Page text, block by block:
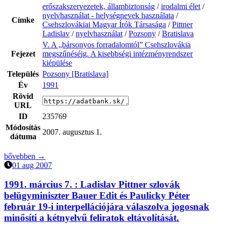
Címke
erőszakszervezetek, állambiztonság /irodalmi élet /
nyelvhasználat - helységnevek használata /
Csehszlovákiai Magyar Írók Társasága /Pittner
Ladislav /nyelvhasználat /Pozsony /Bratislava
Fejezet
V. A „bársonyos forradalomtól” Csehszlovákia
megszűnéséig. A kisebbségi intézményrendszer
kiépülése
Település Pozsony [Bratislava]
Év
1991
Rövid
URL
ID
235769
Módosítás
dátuma
2007. augusztus 1.
bővebben →
01 aug 2007
1991. március 7. : Ladislav Pittner szlovák
belügyminiszter Bauer Edit és Paulicky Péter
február 19-i interpellációjára válaszolva jogosnak
minősíti a kétnyelvű feliratok eltávolítását.